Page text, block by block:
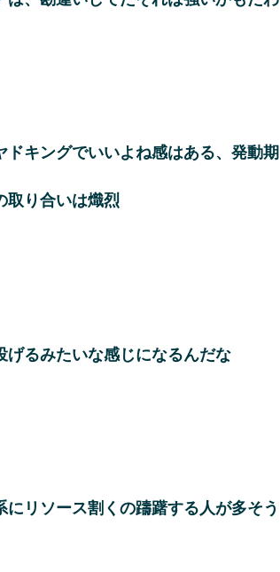
キングでいいよね感はある、発動期
取り合いは熾烈
げるみたいな感じになるんだな
リソース割くの躊躇する人が多そう